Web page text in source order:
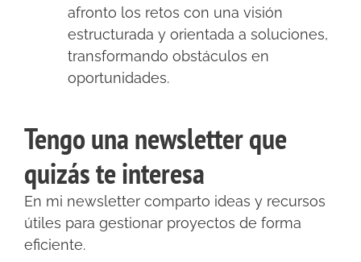
afronto los retos con una visión
estructurada y orientada a soluciones,
transformando obstáculos en
oportunidades.
Tengo una newsletter que
quizás te interesa
En mi newsletter comparto ideas y recursos
útiles para gestionar proyectos de forma
eficiente.